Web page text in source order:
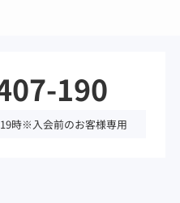
190
時※入会前のお客様専用